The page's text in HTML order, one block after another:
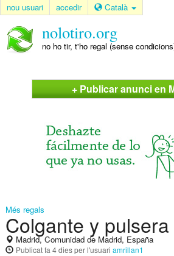
nou usuari accedir Català
nolotiro.org
no ho tir, t'ho regal (sense
+ Publicar anunci en
Més regals
Colgante y pulsera
Madrid, Comunidad de Madrid, España
Publicatfa 4 diesper l'usuari amrillan1